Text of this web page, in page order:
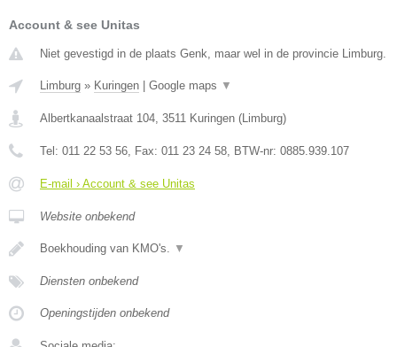
Account & see Unitas
Niet gevestigd in de plaats Genk, maar wel in de provincie Limburg.
Limburg » Kuringen Google maps ▼
Albertkanaalstraat 104, 3511 Kuringen (Limburg)
Tel: 011 22 53 56, Fax: 011 23 24 58, BTW-nr: 0885.939.107
E-mail › Account & see Unitas
Website onbekend
Boekhouding van KMO's. ▼
Diensten onbekend
Openingstijden onbekend